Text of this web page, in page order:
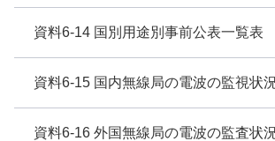
資料6-14 国別用途別事前公表一覧表
資料6-15 国内無線局の電波の監視状
資料6-16 外国無線局の電波の監査状